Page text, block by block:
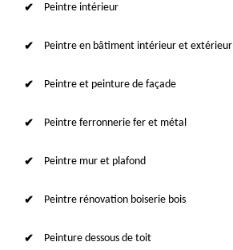
Peintre intérieur
Peintre en bâtiment intérieur et extérieur
Peintre et peinture de façade
Peintre ferronnerie fer et métal
Peintre mur et plafond
Peintre rénovation boiserie bois
Peinture dessous de toit